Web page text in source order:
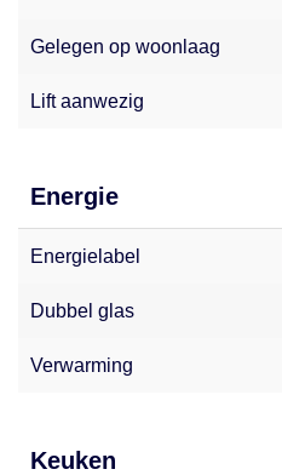
Gelegen op woonlaag
Lift aanwezig
Energie
Energielabel
Dubbel glas
Verwarming
Keuken